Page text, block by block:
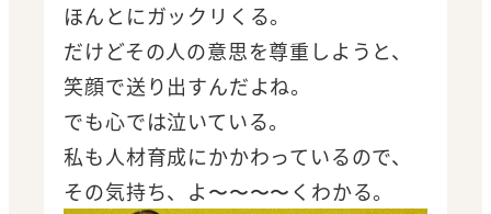
ほんとにガックリくる。
だけどその人の意思を尊重しようと、
笑顔で送り出すんだよね。
でも心では泣いている。
私も人材育成にかかわっているので、
その気持ち、よ〜〜〜〜くわかる。